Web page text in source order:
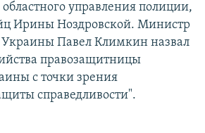
областного управления полиции,
Ирины Ноздровской. Министр
Павел Климкин назвал
правозащитницы
с точки зрения
справедливости".